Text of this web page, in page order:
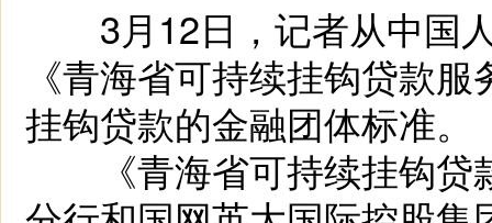
3月12日，记者从中国人
《青海省可持续挂钩贷款
挂钩贷款的金融团体标准。
《青海省可持续挂钩贷